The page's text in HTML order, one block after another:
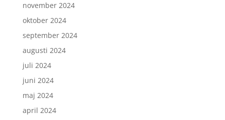
november 2024
oktober 2024
september 2024
augusti 2024
juli 2024
juni 2024
maj 2024
april 2024